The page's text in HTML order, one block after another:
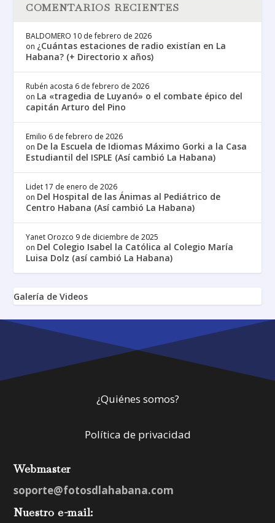
COMENTARIOS RECIENTES
BALDOMERO 10 de febrero de 2026
on ¿Cuántas estaciones de radio existían en La
Habana? (+ Directorio x años)
Rubén acosta 6 de febrero de 2026
on La «tragedia de Luyanó» o el combate épico del
capitán Arturo del Pino
Emilio 6 de febrero de 2026
on De la Escuela de Idiomas Máximo Gorki a la Casa
Estudiantil del ISPLE (Así cambió La Habana)
Lidet 17 de enero de 2026
on Del Hospital de las Ánimas al Pediátrico de
Centro Habana (Así cambió La Habana)
Yanet Orozco 9 de diciembre de 2025
on Del Colegio Isabel la Católica al Colegio María
Luisa Dolz (así cambió La Habana)
Galería de Videos
¿Quiénes somos?
Política de privacidad
Webmaster
soporte@fotosdlahabana.com
Nuestro e-mail: